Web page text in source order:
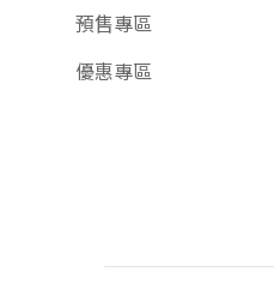
預售專區
優惠專區